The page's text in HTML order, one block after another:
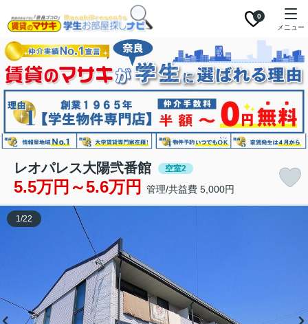
0
メニュー
レオパレス大陽弐番館 空室2
5.5万円～5.6万円 管理/共益費 5,000円
1/22